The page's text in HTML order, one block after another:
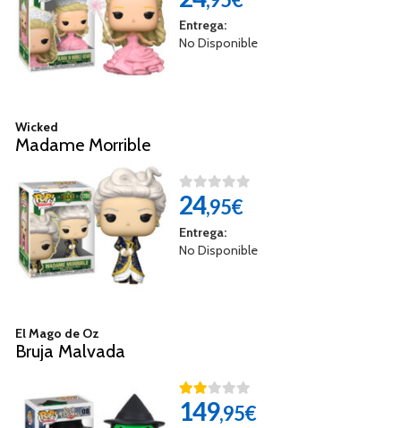
Entrega:
No Disponible
Wicked
Madame Morrible
24,95€
Entrega:
No Disponible
El Mago de Oz
Bruja Malvada
149,95€